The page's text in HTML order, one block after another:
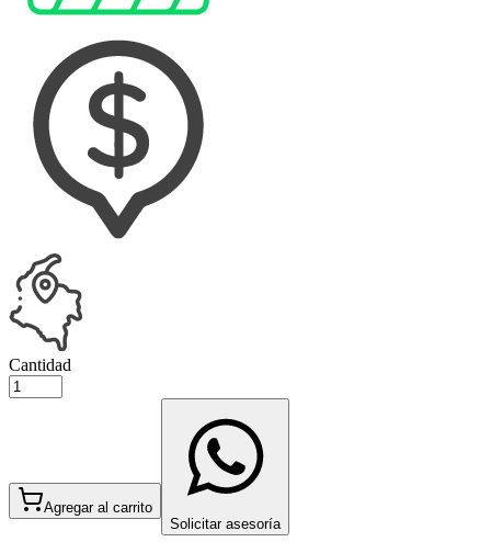
Cantidad
Agregar al carrito
Solicitar asesoría